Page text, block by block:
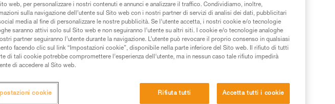
dei prodotti utilizzati in questo consiglio prima di
dell’istruzione tecnica per poter capire queste
una formazione ed un addestramento specifico.
capacità di rifare la manovra, da soli, in piena sicurezza,
vostra attività. Ne possono esistere altre che non
web, per personalizzare i nostri contenuti e annunci e analizzare il traffico. Condividiamo, inoltre,
sulla navigazione dell’utente sul Sito web con i nostri partner di servizi di analisi dei dati, pubblicitari
media al fine di personalizzare le nostre pubblicità. Se l’utente accetta, i nostri cookie e/o tecnologie
saranno attivi solo sul Sito web e non seguiranno l’utente su altri siti. I cookie e/o tecnologie analoghe
partner seguiranno l’utente durante la navigazione. L’utente può revocare il proprio consenso in qualsiasi
facendo clic sul link “Impostazioni cookie”, disponibile nella parte inferiore del Sito web. Il rifiuto di tutti
di tali cookie potrebbe compromettere l’esperienza dell’utente, ma in nessun caso tale rifiuto impedirà
di accedere al Sito web.
Rifiuta tutti Accetta tutti i cookie
cookie